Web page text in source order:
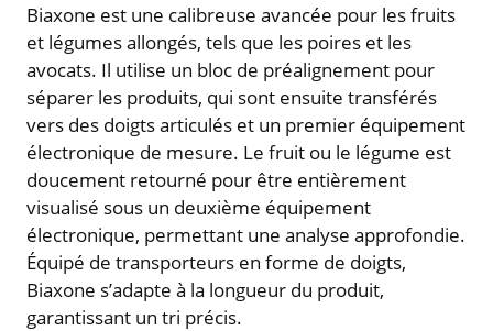
Biaxone est une calibreuse avancée pour les fruits
et légumes allongés, tels que les poires et les
avocats. Il utilise un bloc de préalignement pour
séparer les produits, qui sont ensuite transférés
vers des doigts articulés et un premier équipement
électronique de mesure. Le fruit ou le légume est
doucement retourné pour être entièrement
visualisé sous un deuxième équipement
électronique, permettant une analyse approfondie.
Équipé de transporteurs en forme de doigts,
Biaxone s’adapte à la longueur du produit,
garantissant un tri précis.